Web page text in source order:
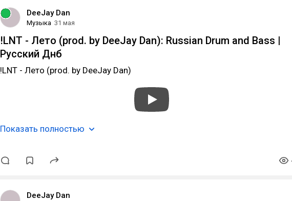
DeeJay Dan
Музыка 31 мая
!LNT - Лето (prod. by DeeJay Dan): Russian Drum and Bass |
Русский Днб
!LNT - Лето (prod. by DeeJay Dan)
Показать полностью
DeeJay Dan